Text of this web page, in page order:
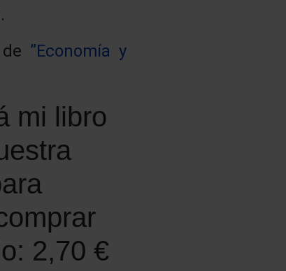
”Economía y
mi libro
2,70 €